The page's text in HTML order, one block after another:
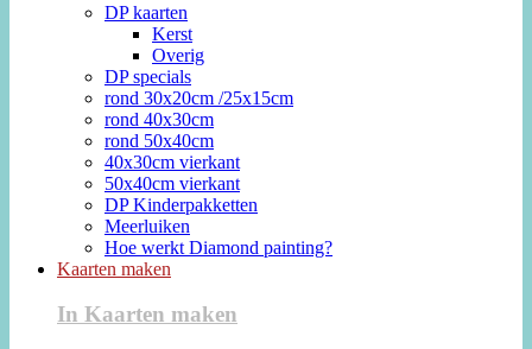
DP kaarten
Kerst
Overig
DP specials
rond 30x20cm /25x15cm
rond 40x30cm
rond 50x40cm
40x30cm vierkant
50x40cm vierkant
DP Kinderpakketten
Meerluiken
Hoe werkt Diamond painting?
Kaarten maken
In Kaarten maken